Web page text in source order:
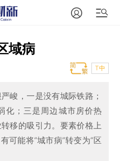
域病
T中
峻，一是没有城际铁路；
化；三是周边城市房价热
移的吸引力。要素价格上
可能将“城市病”转变为“区